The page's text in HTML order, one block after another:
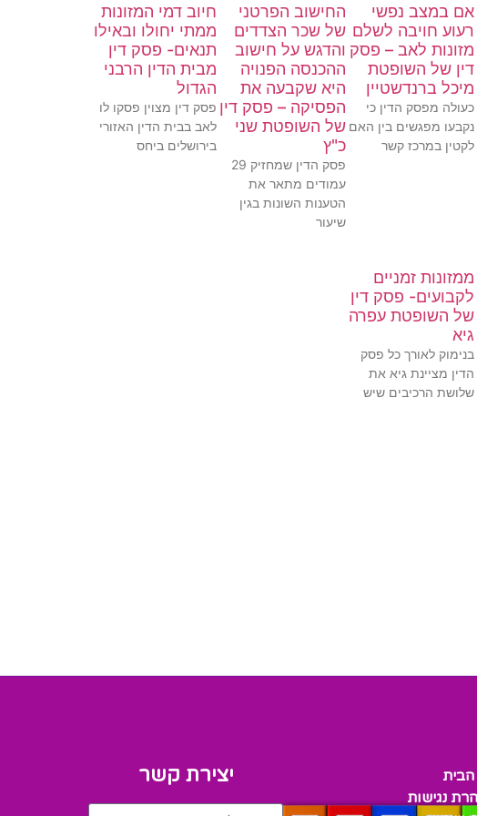
אם במצב נפשי
רעוע חויבה לשלם
מזונות לאב – פסק
דין של השופטת
מיכל ברנדשטיין
כעולה מפסק הדין כי
נקבעו מפגשים בין האם
לקטין במרכז קשר
החישוב הפרטני
של שכר הצדדים
והדגש על חישוב
ההכנסה הפנויה
היא שקבעה את
הפסיקה – פסק דין
של השופטת שני
כ"ץ
פסק הדין שמחזיק 29
עמודים מתאר את
הטענות השונות בגין
שיעור
חיוב דמי המזונות
ממתי יחולו ובאילו
תנאים- פסק דין
מבית הדין הרבני
הגדול
פסק דין מצוין פסקו לו
לאב בבית הדין האזורי
בירושלים ביחס
ממזונות זמניים
לקבועים- פסק דין
של השופטת עפרה
גיא
בנימוק לאורך כל פסק
הדין מציינת גיא את
שלושת הרכיבים שיש
נגישות
יצירת קשר